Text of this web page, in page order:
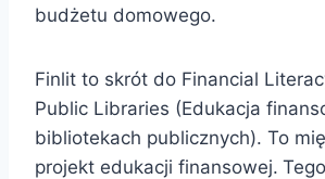
budżetu domowego.
Finlit to skrót do Financial
Public Libraries (Edukacja
bibliotekach publicznych). To
projekt edukacji finansowej.